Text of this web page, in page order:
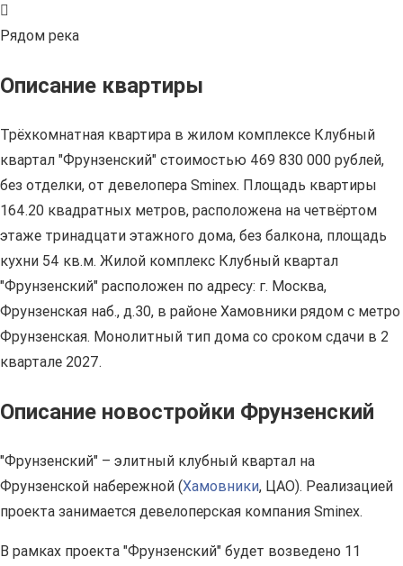
Рядом река
Описание квартиры
Трёхкомнатная квартира в жилом комплексе Клубный
квартал "Фрунзенский" стоимостью 469 830 000 рублей,
без отделки, от девелопера Sminex. Площадь квартиры
164.20 квадратных метров, расположена на четвёртом
этаже тринадцати этажного дома, без балкона, площадь
кухни 54 кв.м. Жилой комплекс Клубный квартал
"Фрунзенский" расположен по адресу: г. Москва,
Фрунзенская наб., д.30, в районе Хамовники рядом с метро
Фрунзенская. Монолитный тип дома со сроком сдачи в 2
квартале 2027.
Описание новостройки Фрунзенский
"Фрунзенский" – элитный клубный квартал на
Фрунзенской набережной (Хамовники, ЦАО). Реализацией
проекта занимается девелоперская компания Sminex.
В рамках проекта "Фрунзенский" будет возведено 11